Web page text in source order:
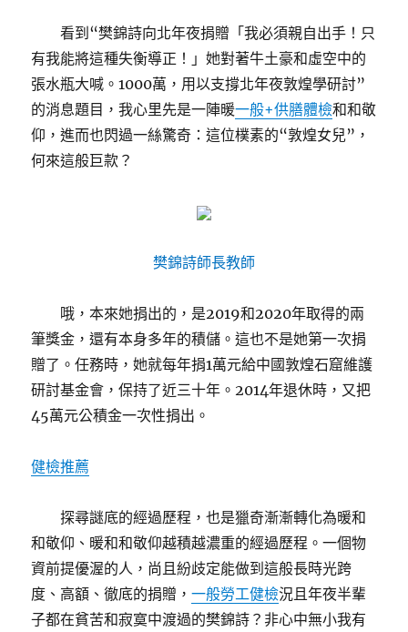
看到“樊錦詩向北年夜捐贈「我必須親自出手！只
有我能將這種失衡導正！」她對著牛土豪和虛空中的
張水瓶大喊。1000萬，用以支撐北年夜敦煌學研討”
的消息題目，我心里先是一陣暖一般+供膳體檢和和敬
仰，進而也閃過一絲驚奇：這位樸素的“敦煌女兒”，
何來這般巨款？
樊錦詩師長教師
哦，本來她捐出的，是2019和2020年取得的兩
筆獎金，還有本身多年的積儲。這也不是她第一次捐
贈了。任務時，她就每年捐1萬元給中國敦煌石窟維護
研討基金會，保持了近三十年。2014年退休時，又把
45萬元公積金一次性捐出。
健檢推薦
探尋謎底的經過歷程，也是獵奇漸漸轉化為暖和
和敬仰、暖和和敬仰越積越濃重的經過歷程。一個物
資前提優渥的人，尚且紛歧定能做到這般長時光跨
度、高額、徹底的捐贈，一般勞工健檢況且年夜半輩
子都在貧苦和寂寞中渡過的樊錦詩？非心中無小我有